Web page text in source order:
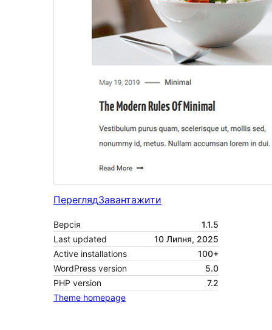
ПереглядЗавантажити
Версія
1.1.5
Last updated
10 Липня, 2025
Active installations
100+
WordPress version
5.0
PHP version
7.2
Theme homepage